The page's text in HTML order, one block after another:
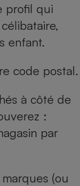
profil qui
enfant.
code postal.
à côté de
:
par
(ou